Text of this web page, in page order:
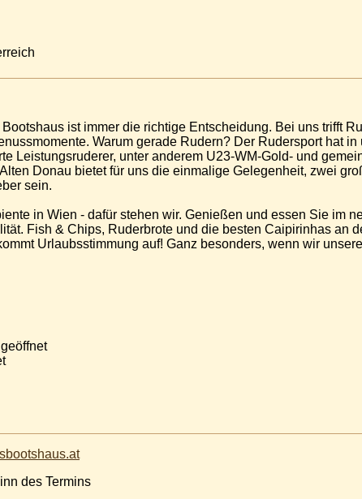
ist immer die richtige Entscheidung. Bei uns trifft
Warum gerade Rudern? Der Rudersport hat
Leistungsruderer, unter anderem U23-WM-Gold- und
Donau bietet für uns die einmalige Gelegenheit, zwei
sein.
in Wien - dafür stehen wir. Genießen und essen Sie im
Fish & Chips, Ruderbrote und die besten Caipirinhas an
Urlaubsstimmung auf! Ganz besonders, wenn wir
geöffnet
des Termins